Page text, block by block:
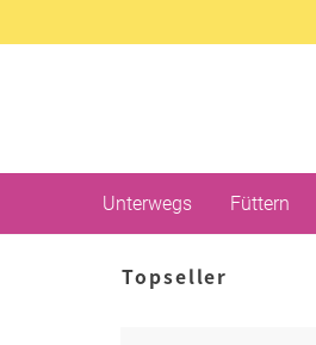
Unterwegs Füttern
Topseller